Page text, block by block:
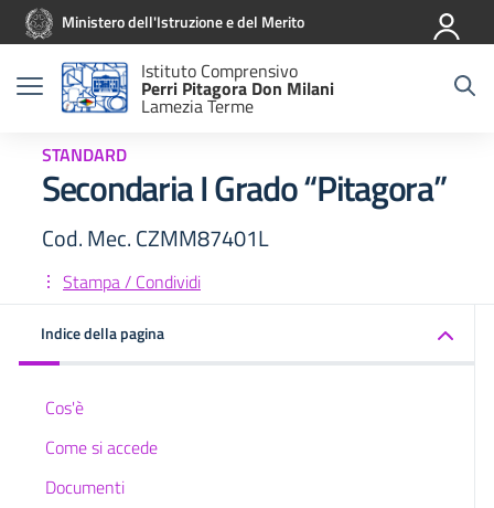
Vai ai contenuti
Vai al menu di navigazione
Vai al footerMinistero dell'Istruzione e del Merito
Istituto Comprensivo
Perri Pitagora Don Milani
Lamezia Terme
STANDARD
Secondaria I Grado “Pitagora”
Cod. Mec. CZMM87401L
Stampa / Condividi
Indice della pagina
Cos'è
Come si accede
Documenti